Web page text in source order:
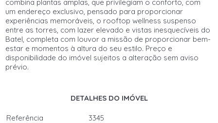
combina plantas amplas, que privilegiam o conforto, com
um endereço exclusivo, pensado para proporcionar
experiências memoráveis, o rooftop wellness suspenso
entre as torres, com lazer elevado e vistas inesquecíveis do
Batel, completa com louvor a missão de proporcionar bem-
estar e momentos à altura do seu estilo. Preço e
disponibilidade do imóvel sujeitos a alteração sem aviso
prévio.
DETALHES DO IMÓVEL
Referência
3345